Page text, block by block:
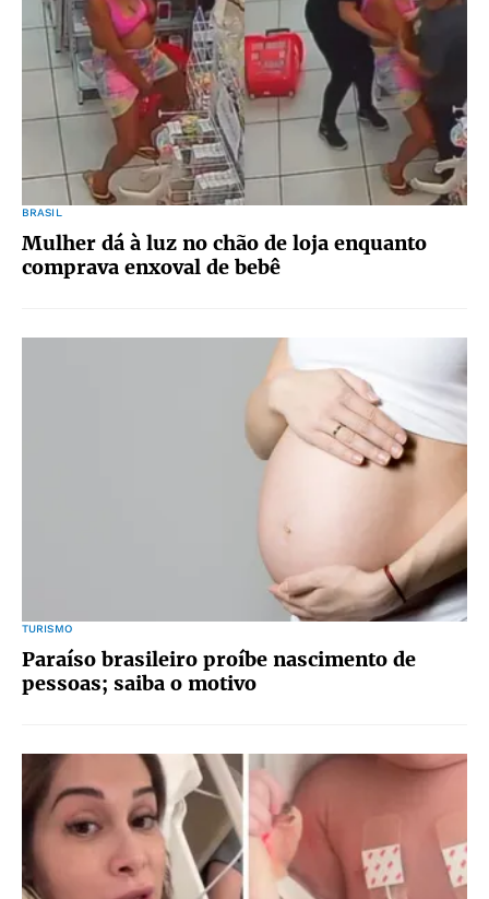
BRASIL
Mulher dá à luz no chão de loja enquanto
comprava enxoval de bebê
TURISMO
Paraíso brasileiro proíbe nascimento de
pessoas; saiba o motivo